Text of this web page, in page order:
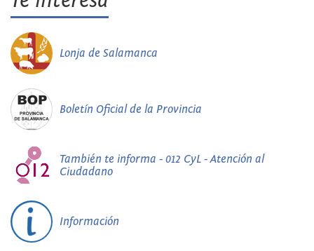
Lonja de Salamanca
Boletín Oficial de la Provincia
También te informa - 012 CyL - Atención al
Ciudadano
Información